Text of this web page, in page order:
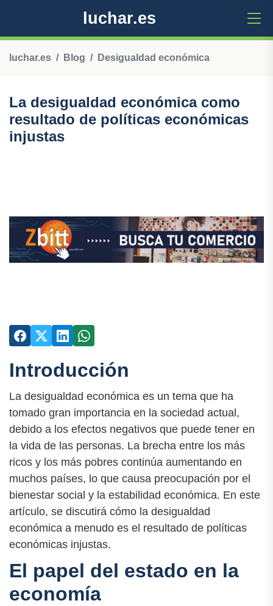
luchar.es
luchar.es Blog Desigualdad económica
La desigualdad económica como
resultado de políticas económicas
injustas
Introducción
La desigualdad económica es un tema que ha
tomado gran importancia en la sociedad actual,
debido a los efectos negativos que puede tener en
la vida de las personas. La brecha entre los más
ricos y los más pobres continúa aumentando en
muchos países, lo que causa preocupación por el
bienestar social y la estabilidad económica. En este
artículo, se discutirá cómo la desigualdad
económica a menudo es el resultado de políticas
económicas injustas.
El papel del estado en la
economía